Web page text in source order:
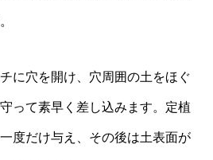
に穴を開け、穴周囲の土をほぐ
って素早く差し込みます。定植
度だけ与え、その後は土表面が